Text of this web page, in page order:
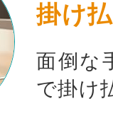
掛け
面倒な
で掛け